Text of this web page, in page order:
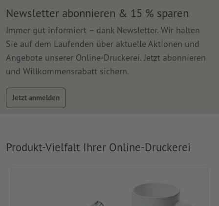
Newsletter abonnieren & 15 % sparen
Immer gut informiert – dank Newsletter. Wir halten
Sie auf dem Laufenden über aktuelle Aktionen und
Angebote unserer Online-Druckerei. Jetzt abonnieren
und Willkommensrabatt sichern.
Jetzt anmelden
Produkt-Vielfalt Ihrer Online-Druckerei